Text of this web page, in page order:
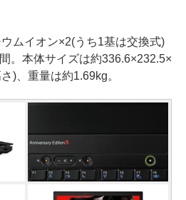
ムイオン×2(うち1基は交換式)
。本体サイズは約336.6×232.5×
)、重量は約1.69kg。